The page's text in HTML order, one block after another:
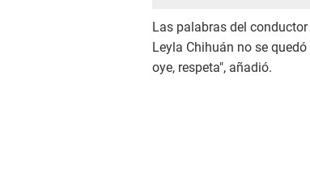
Las palabras del
Leyla Chihuán no se
oye, respeta", añadió.